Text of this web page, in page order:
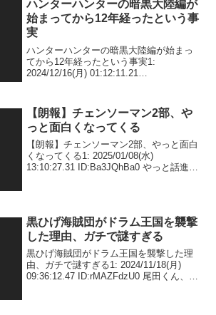
ハンターハンターの暗黒大陸編が
始まってから12年経ったという事
実
ハンターハンターの暗黒大陸編が始まっ
てから12年経ったという事実1:
2024/12/16(月) 01:12:11.21
01:12:...
【朗報】チェンソーマン2部、や
っと面白くなってくる
【朗報】チェンソーマン2部、やっと面白
くなってくる1: 2025/01/08(水)
13:10:27.31 ID:Ba3JQhBa0 やっと話進ん
黒ひげ海賊団がドラム王国を襲撃
した理由、ガチで謎すぎる
黒ひげ海賊団がドラム王国を襲撃した理
由、ガチで謎すぎる1: 2024/11/18(月)
09:36:12.47 ID:rMAZFdzU0 尾田くん、何